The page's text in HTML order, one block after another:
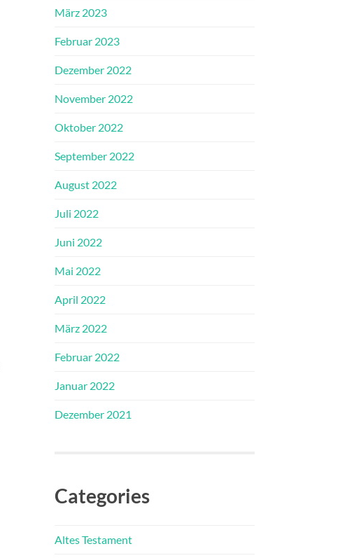
März 2023
Februar 2023
Dezember 2022
November 2022
Oktober 2022
September 2022
August 2022
Juli 2022
Juni 2022
Mai 2022
April 2022
März 2022
Februar 2022
Januar 2022
Dezember 2021
Categories
Altes Testament